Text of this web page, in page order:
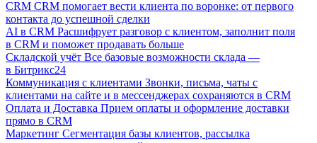
CRM CRM помогает вести клиента по воронке: от первого
контакта до успешной сделки
AI в CRM Расшифрует разговор с клиентом, заполнит поля
в CRM и поможет продавать больше
Складской учёт Все базовые возможности склада —
в Битрикс24
Коммуникация с клиентами Звонки, письма, чаты с
клиентами на сайте и в мессенджерах сохраняются в CRM
Оплата и Доставка Прием оплаты и оформление доставки
прямо в CRM
Маркетинг Сегментация базы клиентов, рассылка